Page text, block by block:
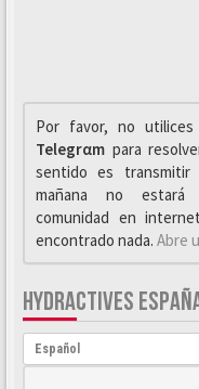
Por favor, no utilices
Telegrαm para
sentido es transmitir
mañana no estará
comunidad en
encontrado nada. Abre
HYDRACTIVES
Idioma:
Español